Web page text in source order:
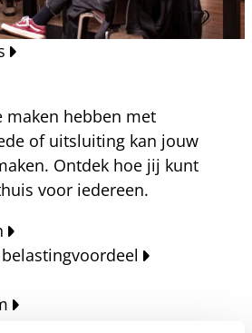
maken hebben met
of uitsluiting kan jouw
Ontdek hoe jij kunt
voor iedereen.